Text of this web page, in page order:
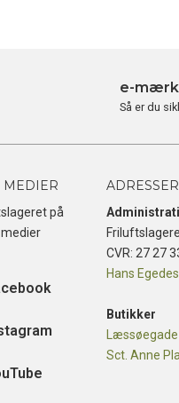
e-
Så er du
MEDIER
på
ADRESSER
CVR: 27 27
Hans
Butikker
Sct. Anne